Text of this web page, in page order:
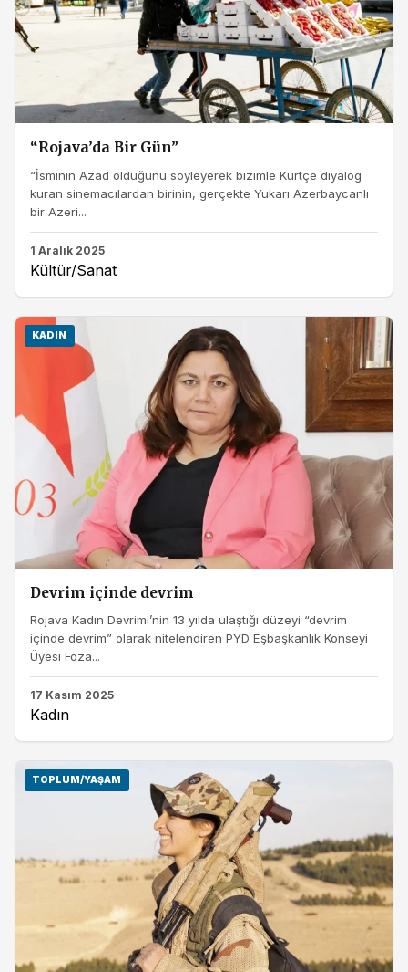
“Rojava’da Bir Gün”
“İsminin Azad olduğunu söyleyerek bizimle Kürtçe diyalog
kuran sinemacılardan birinin, gerçekte Yukarı Azerbaycanlı
bir Azeri...
1 Aralık 2025
Kültür/Sanat
KADIN
Devrim içinde devrim
Rojava Kadın Devrimi’nin 13 yılda ulaştığı düzeyi “devrim
içinde devrim” olarak nitelendiren PYD Eşbaşkanlık Konseyi
Üyesi Foza...
17 Kasım 2025
Kadın
TOPLUM/YAŞAM